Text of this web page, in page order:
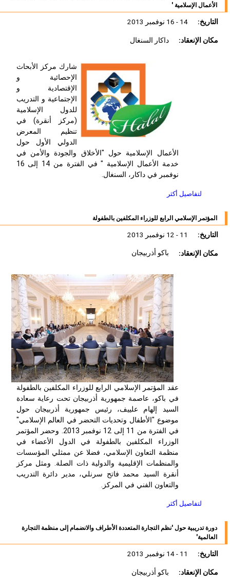
الأعمال الإسلامية '
التاريخ:
14 - 16 نوفمبر 2013
مكان الإنعقاد:
داكار السنغال
شارك مركز الأبحاث
الإحصائية و
الإقتصادية و
الإجتماعية و التدريب
للدول الإسلامية
(مركز أنقرة) في
تنظيم المعرض
الدولي الأول حول
الأعمال الإسلامية حول "الأخلاق والجودة والأمن في
خدمة الأعمال الإسلامية " في الفترة من 14 إلى 16
نوفمبر في داكار، السنغال.
لتفاصيل أكثر
المؤتمر الإسلامي الرابع للوزراء المكلفين بالطفولة
التاريخ:
مكان الإنعقاد:
باكو أذربيجان
عقد المؤتمر الإسلامي الرابع للوزراء المكلفين بالطفولة
في باكو، عاصمة جمهورية أذربيجان تحت رعاية سعادة
السيد إلهام علييف، رئيس جمهورية أذربيجان حول
موضوع "الأطفال وتحديات التحضر في العالم الإسلامي"
في الفترة من 11 إلى 12 نوفمبر 2013. وحضر المؤتمر
الوزراء المكلفين بالطفولة في الدول الأعضاء في
منظمة التعاون الإسلامي، فضلا عن ممثلي المؤسسات
والمنظمات الإقليمية والدولية ذات الصلة. ومثل مركز
أنقرة السيد محمد فاتح سرنلي، مدير دائرة التدريب
والتعاون الفني في المركز.
لتفاصيل أكثر
دورة تدريبية حول 'نظم التجارة المتعددة الأطراف والانضمام إلى منظمة التجارة
العالمية'
التاريخ:
مكان الإنعقاد:
باكو أذربيجان